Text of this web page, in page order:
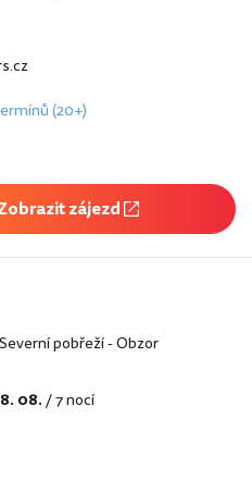
(20+)
zájezd
Severní pobřeží-Obzor
08./ 7 nocí